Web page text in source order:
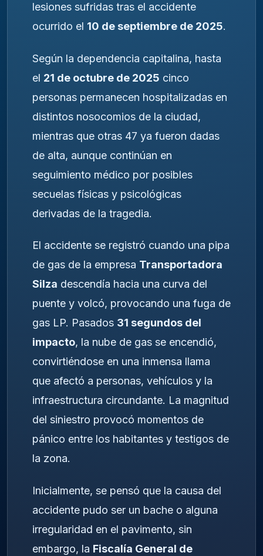
lesiones sufridas tras el accidente
ocurrido el 10 de septiembre de 2025.
Según la dependencia capitalina, hasta
el 21 de octubre de 2025 cinco
personas permanecen hospitalizadas en
distintos nosocomios de la ciudad,
mientras que otras 47 ya fueron dadas
de alta, aunque continúan en
seguimiento médico por posibles
secuelas físicas y psicológicas
derivadas de la tragedia.
El accidente se registró cuando una pipa
de gas de la empresa Transportadora
Silza descendía hacia una curva del
puente y volcó, provocando una fuga de
gas LP. Pasados 31 segundos del
impacto, la nube de gas se encendió,
convirtiéndose en una inmensa llama
que afectó a personas, vehículos y la
infraestructura circundante. La magnitud
del siniestro provocó momentos de
pánico entre los habitantes y testigos de
la zona.
Inicialmente, se pensó que la causa del
accidente pudo ser un bache o alguna
irregularidad en el pavimento, sin
embargo, la Fiscalía General de